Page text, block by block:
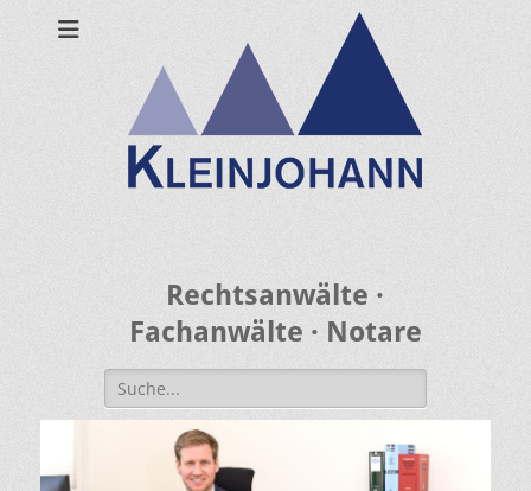
Rechtsanwälte ·
Fachanwälte · Notare
Search
for: